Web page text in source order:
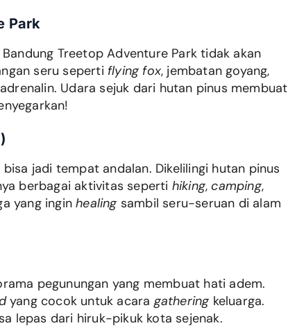
Park
Treetop Adventure Park tidak akan
seru seperti flying fox, jembatan goyang,
Udara sejuk dari hutan pinus membuat
jadi tempat andalan. Dikelilingi hutan pinus
berbagai aktivitas seperti hiking,camping,
yang inginhealingsambil seru-seruan di alam
pegunungan yang membuat hati adem.
yang cocok untuk acaragatheringkeluarga.
lepas dari hiruk-pikuk kota sejenak.